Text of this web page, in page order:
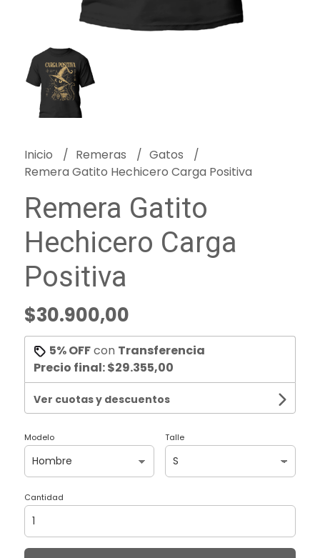
Inicio Remeras
Gatos
Remera Gatito Hechicero Carga Positiva
Remera Gatito
Hechicero Carga
Positiva
$30.900,00
5% OFFcon Transferencia
Precio final:$29.355,00
Ver cuotas y descuentos
Modelo Talle
Cantidad